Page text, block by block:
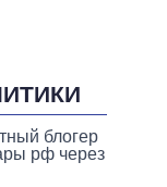
блогер
рф через